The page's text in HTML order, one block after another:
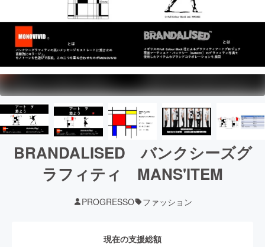
BRANDALISED バンクシーズグ
ラフィティ MANS'ITEM
PROGRESSO ファッション
現在の支援総額